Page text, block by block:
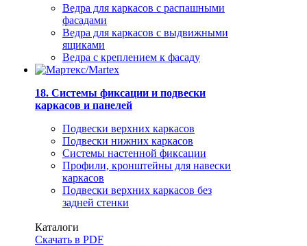
Ведра для каркасов с распашными
фасадами
Ведра для каркасов с выдвижными
ящиками
Ведра с креплением к фасаду
18. Системы фиксации и подвески
каркасов и панелей
Подвески верхних каркасов
Подвески нижних каркасов
Системы настенной фиксации
Профили, кронштейны для навески
каркасов
Подвески верхних каркасов без
задней стенки
Каталоги
Скачать в PDF